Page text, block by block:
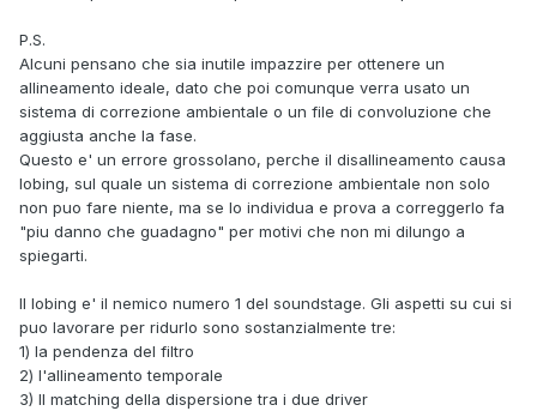
P.S.
Alcuni pensano che sia inutile impazzire per ottenere un
allineamento ideale, dato che poi comunque verra usato un
sistema di correzione ambientale o un file di convoluzione che
aggiusta anche la fase.
Questo e' un errore grossolano, perche il disallineamento causa
lobing, sul quale un sistema di correzione ambientale non solo
non puo fare niente, ma se lo individua e prova a correggerlo fa
"piu danno che guadagno" per motivi che non mi dilungo a
spiegarti.
Il lobing e' il nemico numero 1 del soundstage. Gli aspetti su cui si
puo lavorare per ridurlo sono sostanzialmente tre:
1) la pendenza del filtro
2) l'allineamento temporale
3) Il matching della dispersione tra i due driver